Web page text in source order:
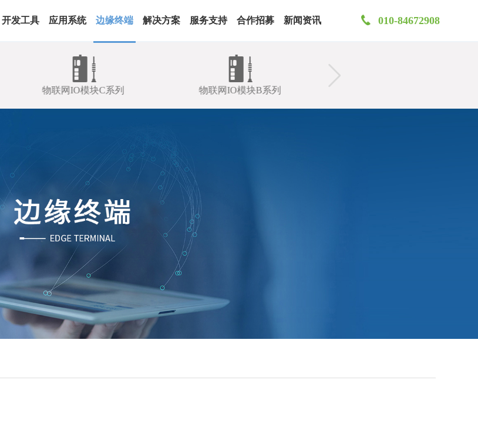
开发工具 应用系统 边缘终端 解决方案 服务支持 合作招募 新闻资讯 010-84672908
物联网IO模块C系列 物联网IO模块B系列